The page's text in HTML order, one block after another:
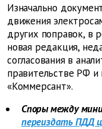
Изначально
движения
других поправок, в
новая редакция,
согласования в
правительстве РФ и
«Коммерсант».
Споры между
переиздать ПДД